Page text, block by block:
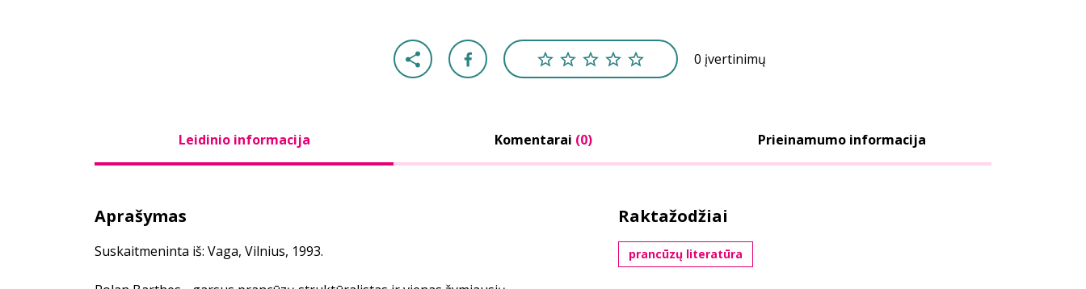
0 įvertinimų
Leidinio informacija Komentarai (0) Prieinamumo informacija
Aprašymas
Suskaitmeninta iš: Vaga, Vilnius, 1993.
Raktažodžiai
prancūzų literatūra